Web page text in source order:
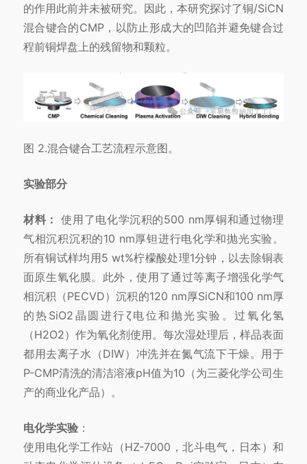
的作用此前并未被研究。因此，本研究探讨了铜/SiCN
混合键合的CMP，以防止形成大的凹陷并避免键合过
程前铜焊盘上的残留物和颗粒。
图 2.混合键合工艺流程示意图。
实验部分
材料： 使用了电化学沉积的500 nm厚铜和通过物理
气相沉积沉积的10 nm厚钽进行电化学和抛光实验。
所有铜试样均用5 wt%柠檬酸处理1分钟，以去除铜表
面原生氧化膜。此外，使用了通过等离子增强化学气
相沉积（PECVD）沉积的120 nm厚SiCN和100 nm厚
的热SiO2晶圆进行ζ电位和抛光实验。过氧化氢
（H2O2）作为氧化剂使用。每次湿处理后，样品表面
都用去离子水（DIW）冲洗并在氮气流下干燥。用于
P-CMP清洗的清洁溶液pH值为10（为三菱化学公司生
产的商业化产品）。
电化学实验：
使用电化学工作站（HZ-7000，北斗电气，日本）和